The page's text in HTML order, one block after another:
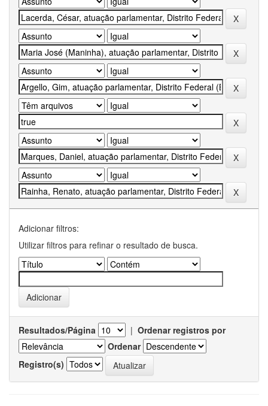
Adicionar filtros:
Utilizar filtros para refinar o resultado de busca.
Resultados/Página | Ordenar registros por
Ordenar
Registro(s)